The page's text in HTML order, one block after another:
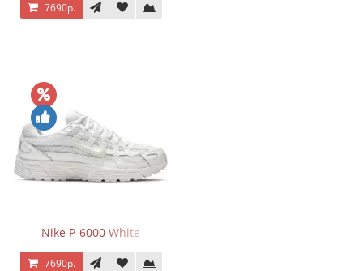
7690р.
Nike P-6000 White
7690р.